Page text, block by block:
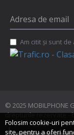
Am citit şi sunt de
© 2025 MOBILPHONE
drepturile rezervate -
Folosim cookie-uri
site, pentru a oferi